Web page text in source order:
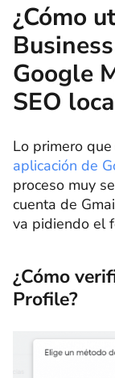
¿Cómo
Google
SEO
Lo primero
aplicación de
proceso muy
cuenta de
va pidiendo el
¿Cómo
Profile?